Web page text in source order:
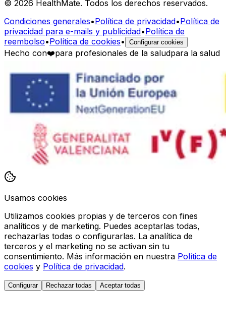
© 2026 HealthMate. Todos los derechos reservados.
Condiciones generales•Política de privacidad•Política de
privacidad para e-mails y publicidad•Política de
reembolso•Política de cookies• Configurar cookies
Hecho con❤️para profesionales de la saludpara la salud
Usamos cookies
Utilizamos cookies propias y de terceros con fines
analíticos y de marketing. Puedes aceptarlas todas,
rechazarlas todas o configurarlas. La analítica de
terceros y el marketing no se activan sin tu
consentimiento. Más información en nuestra Política de
cookies y Política de privacidad.
Configurar Rechazar todas Aceptar todas